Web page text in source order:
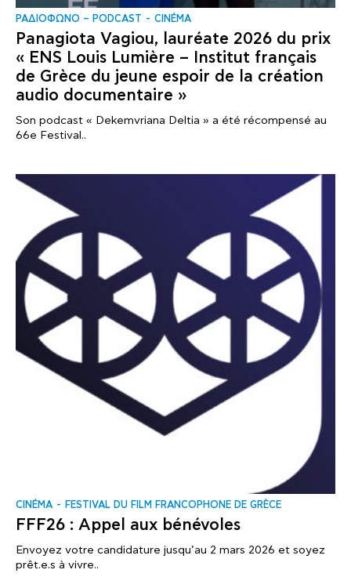
ΡΑΔΙΟΦΩΝΟ – PODCAST CINÉMA
Panagiota Vagiou, lauréate 2026 du prix
« ENS Louis Lumière – Institut français
de Grèce du jeune espoir de la création
audio documentaire »
Son podcast « Dekemvriana Deltia » a été récompensé au
66e Festival..
CINÉMA FESTIVAL DU FILM FRANCOPHONE DE GRÈCE
FFF26 : Appel aux bénévoles
Envoyez votre candidature jusqu’au 2 mars 2026 et soyez
prêt.e.s à vivre..